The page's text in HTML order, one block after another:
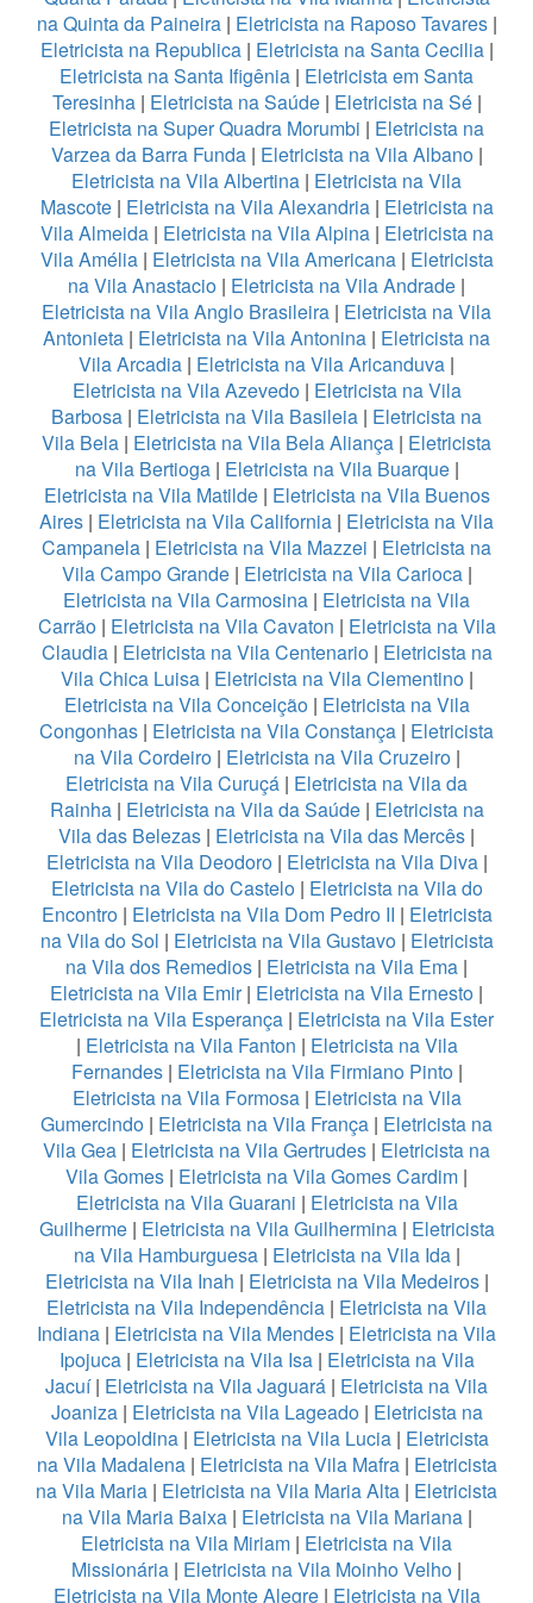
na Quinta da Paineira| Eletricista na Raposo Tavares|
Eletricista na Republica| Eletricista na Santa Cecilia|
Eletricista na Santa Ifigênia | Eletricista em Santa
Teresinha| Eletricista na Saúde| Eletricista na Sé|
Eletricista na Super Quadra Morumbi | Eletricista na
Varzea da Barra Funda| Eletricista na Vila Albano|
Eletricista na Vila Albertina | Eletricista na Vila
Mascote| Eletricista na Vila Alexandria| Eletricista na
Vila Almeida | Eletricista na Vila Alpina | Eletricista na
Vila Amélia | Eletricista na Vila Americana| Eletricista
na Vila Anastacio | Eletricista na Vila Andrade |
Eletricista na Vila Anglo Brasileira | Eletricista na Vila
Antonieta | Eletricista na Vila Antonina | Eletricista na
Vila Arcadia | Eletricista na Vila Aricanduva |
Eletricista na Vila Azevedo| Eletricista na Vila
Barbosa | Eletricista na Vila Basileia | Eletricista na
Vila Bela | Eletricista na Vila Bela Aliança | Eletricista
na Vila Bertioga| Eletricista na Vila Buarque|
Eletricista na Vila Matilde| Eletricista na Vila Buenos
Aires | Eletricista na Vila California | Eletricista na Vila
Campanela | Eletricista na Vila Mazzei | Eletricista na
Vila Campo Grande| Eletricista na Vila Carioca|
Eletricista na Vila Carmosina | Eletricista na Vila
Carrão| Eletricista na Vila Cavaton | Eletricista na Vila
Claudia| Eletricista na Vila Centenario| Eletricista na
Vila Chica Luisa | Eletricista na Vila Clementino|
Eletricista na Vila Conceição| Eletricista na Vila
Congonhas | Eletricista na Vila Constança | Eletricista
na Vila Cordeiro| Eletricista na Vila Cruzeiro |
Eletricista na Vila Curuçá | Eletricista na Vila da
Rainha | Eletricista na Vila da Saúde| Eletricista na
Vila das Belezas | Eletricista na Vila das Mercês |
Eletricista na Vila Deodoro| Eletricista na Vila Diva|
Eletricista na Vila do Castelo| Eletricista na Vila do
Encontro| Eletricista na Vila Dom Pedro II | Eletricista
na Vila do Sol | Eletricista na Vila Gustavo| Eletricista
na Vila dos Remedios | Eletricista na Vila Ema |
Eletricista na Vila Emir| Eletricista na Vila Ernesto |
Eletricista na Vila Esperança | Eletricista na Vila Ester
| Eletricista na Vila Fanton | Eletricista na Vila
Fernandes| Eletricista na Vila Firmiano Pinto|
Eletricista na Vila Formosa| Eletricista na Vila
Gumercindo | Eletricista na Vila França | Eletricista na
Vila Gea | Eletricista na Vila Gertrudes | Eletricista na
Vila Gomes | Eletricista na Vila Gomes Cardim |
Eletricista na Vila Guarani | Eletricista na Vila
Guilherme| Eletricista na Vila Guilhermina| Eletricista
na Vila Hamburguesa| Eletricista na Vila Ida|
Eletricista na Vila Inah | Eletricista na Vila Medeiros|
Eletricista na Vila Independência | Eletricista na Vila
Indiana | Eletricista na Vila Mendes | Eletricista na Vila
Ipojuca| Eletricista na Vila Isa| Eletricista na Vila
Jacuí| Eletricista na Vila Jaguará | Eletricista na Vila
Joaniza| Eletricista na Vila Lageado| Eletricista na
Vila Leopoldina| Eletricista na Vila Lucia| Eletricista
na Vila Madalena| Eletricista na Vila Mafra | Eletricista
na Vila Maria | Eletricista na Vila Maria Alta | Eletricista
na Vila Maria Baixa| Eletricista na Vila Mariana|
Eletricista na Vila Miriam | Eletricista na Vila
Missionária | Eletricista na Vila Moinho Velho |
Eletricista na Vila Monte Alegre| Eletricista na Vila